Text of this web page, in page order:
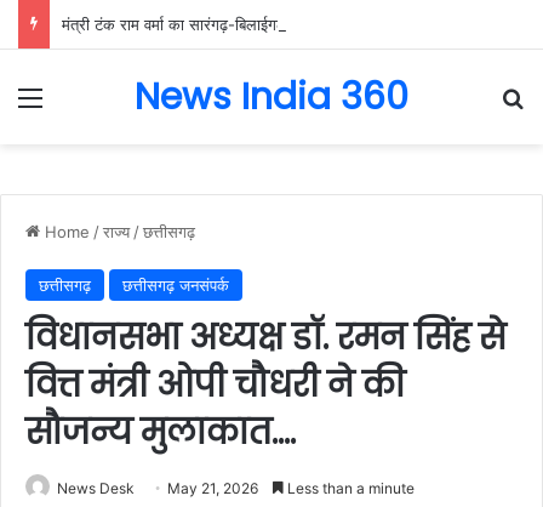
Menu News India 360
Home /राज्य /छत्तीसगढ़
छत्तीसगढ़ छत्तीसगढ़ जनसंपर्क
विधानसभा अध्यक्ष डॉ. रमन सिंह से
वित्त मंत्री ओपी चौधरी ने की
सौजन्य मुलाकात….
News Desk May 21, 2026 Less than a minute